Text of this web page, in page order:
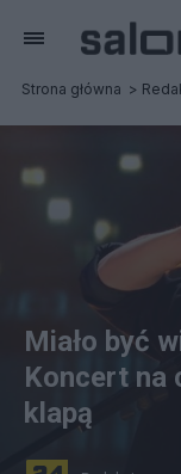
Strona główna
Miało być
Koncert na
klapą